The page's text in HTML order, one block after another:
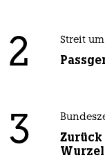
2 Streit
3